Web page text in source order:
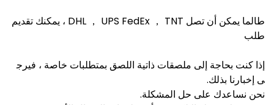
طالما يمكن أن تصل DHL ， UPS FedEx ， TNT ، يمكنك تقديم
طلب
إذا كنت بحاجة إلى ملصقات ذاتية اللصق بمتطلبات خاصة ، فيرج
ى إخبارنا بذلك.
نحن نساعدك على حل المشكلة.